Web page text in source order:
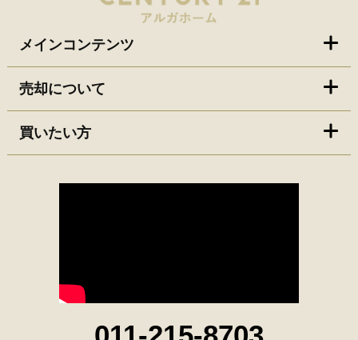
メインコンテンツ
売却について
買いたい方